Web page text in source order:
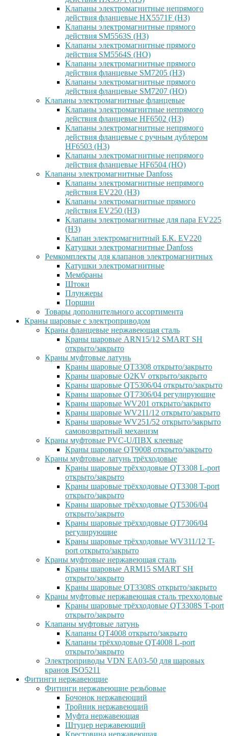
Клапаны электромагнитные непрямого
действия фланцевые HX5571F (НЗ)
Клапаны электромагнитные прямого
действия SM5563S (НЗ)
Клапаны электромагнитные прямого
действия SM5564S (НО)
Клапаны электромагнитные прямого
действия фланцевые SM7205 (НЗ)
Клапаны электромагнитные прямого
действия фланцевые SM7207 (НО)
Клапаны электромагнитные фланцевые
Клапаны электромагнитные непрямого
действия фланцевые HF6502 (НЗ)
Клапаны электромагнитные непрямого
действия фланцевые с ручным дублером
HF6503 (Н3)
Клапаны электромагнитные непрямого
действия фланцевые HF6504 (НО)
Клапаны электромагнитные Danfoss
Клапаны электромагнитные непрямого
действия EV220 (НЗ)
Клапаны электромагнитные прямого
действия EV250 (НЗ)
Клапаны электромагнитные для пара EV225
(НЗ)
Клапан электромагнитный Б.К. EV220
Катушки электромагнитные Danfoss
Ремкомплекты для клапанов электромагнитных
Катушки электромагнитные
Мембраны
Штоки
Плунжеры
Поршни
Товары дополнительного ассортимента
Краны шаровые с электроприводом
Краны фланцевые нержавеющая сталь
Краны шаровые ARN15/12 SMART SH
открыто/закрыто
Краны муфтовые латунь
Краны шаровые QT3308 открыто/закрыто
Краны шаровые O2KV открыто/закрыто
Краны шаровые QT5306/04 открыто/закрыто
Краны шаровые QT7306/04 регулирующие
Краны шаровые WV201 открыто/закрыто
Краны шаровые WV211/12 открыто/закрыто
Краны шаровые WV251/52 открыто/закрыто
самовозвратный механизм
Краны муфтовые PVC-U/ПВХ клеевые
Краны шаровые QT9008 открыто/закрыто
Краны муфтовые латунь трёхходовые
Краны шаровые трёхходовые QT3308 L-port
открыто/закрыто
Краны шаровые трёхходовые QT3308 T-port
открыто/закрыто
Краны шаровые трёхходовые QT5306/04
открыто/закрыто
Краны шаровые трёхходовые QT7306/04
регулирующие
Краны шаровые трёхходовые WV311/12 T-
port открыто/закрыто
Краны муфтовые нержавеющая сталь
Краны шаровые ARM15 SMART SH
открыто/закрыто
Краны шаровые QT3308S открыто/закрыто
Краны муфтовые нержавеющая сталь трехходовые
Краны шаровые трёхходовые QT3308S T-port
открыто/закрыто
Клапаны муфтовые латунь
Клапаны QT4008 открыто/закрыто
Клапаны трёхходовые QT4008 L-port
открыто/закрыто
Электроприводы VDN EA03-50 для шаровых
кранов ISO5211
Фитинги нержавеющие
Фитинги нержавеющие резьбовые
Бочонок нержавеющий
Тройник нержавеющий
Муфта нержавеющая
Штуцер нержавеющий
Крестовина нержавеющая